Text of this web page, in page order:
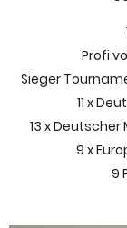
Profi
Sieger
11 x
13 x
9 x
9